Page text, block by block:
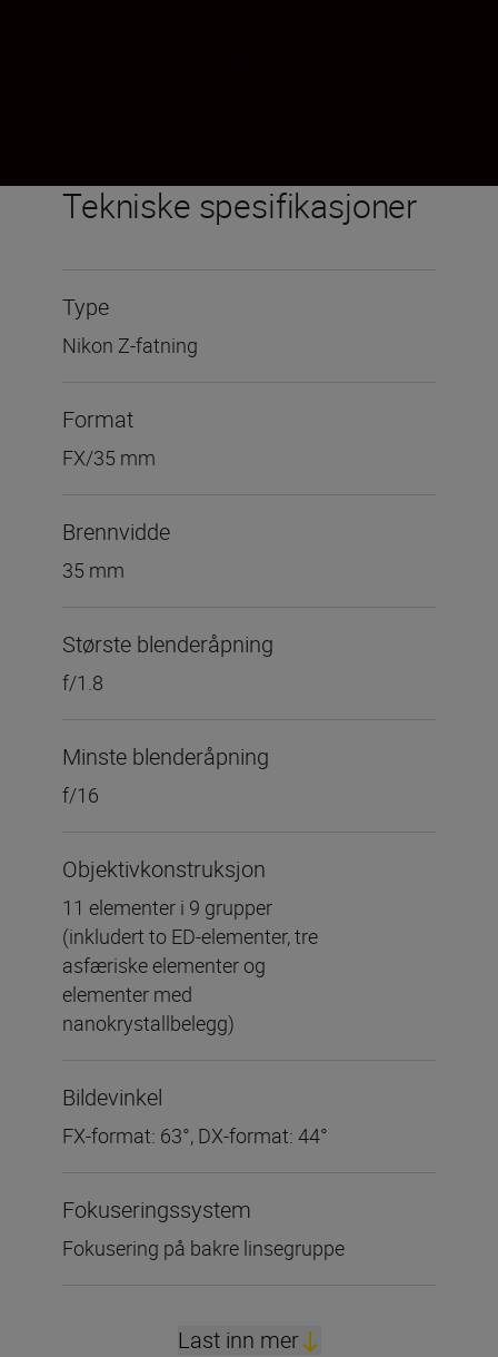
Tekniske spesifikasjoner
Type
Nikon Z-fatning
Format
FX/35 mm
Brennvidde
35 mm
Største blenderåpning
f/1.8
Minste blenderåpning
f/16
Objektivkonstruksjon
11 elementer i 9 grupper
(inkludert to ED-elementer, tre
asfæriske elementer og
elementer med
nanokrystallbelegg)
Bildevinkel
FX-format: 63°, DX-format: 44°
Fokuseringssystem
Fokusering på bakre linsegruppe
Last inn mer